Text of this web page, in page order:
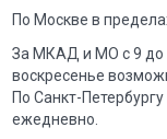
По Москве в
За МКАД и МО с 9 до
воскресенье
По Санкт-
ежедневно.